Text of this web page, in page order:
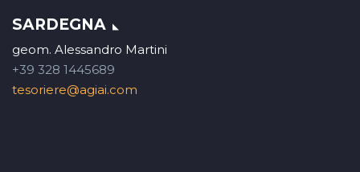
SARDEGNA
geom. Alessandro Martini
+39 328 1445689
tesoriere@agiai.com